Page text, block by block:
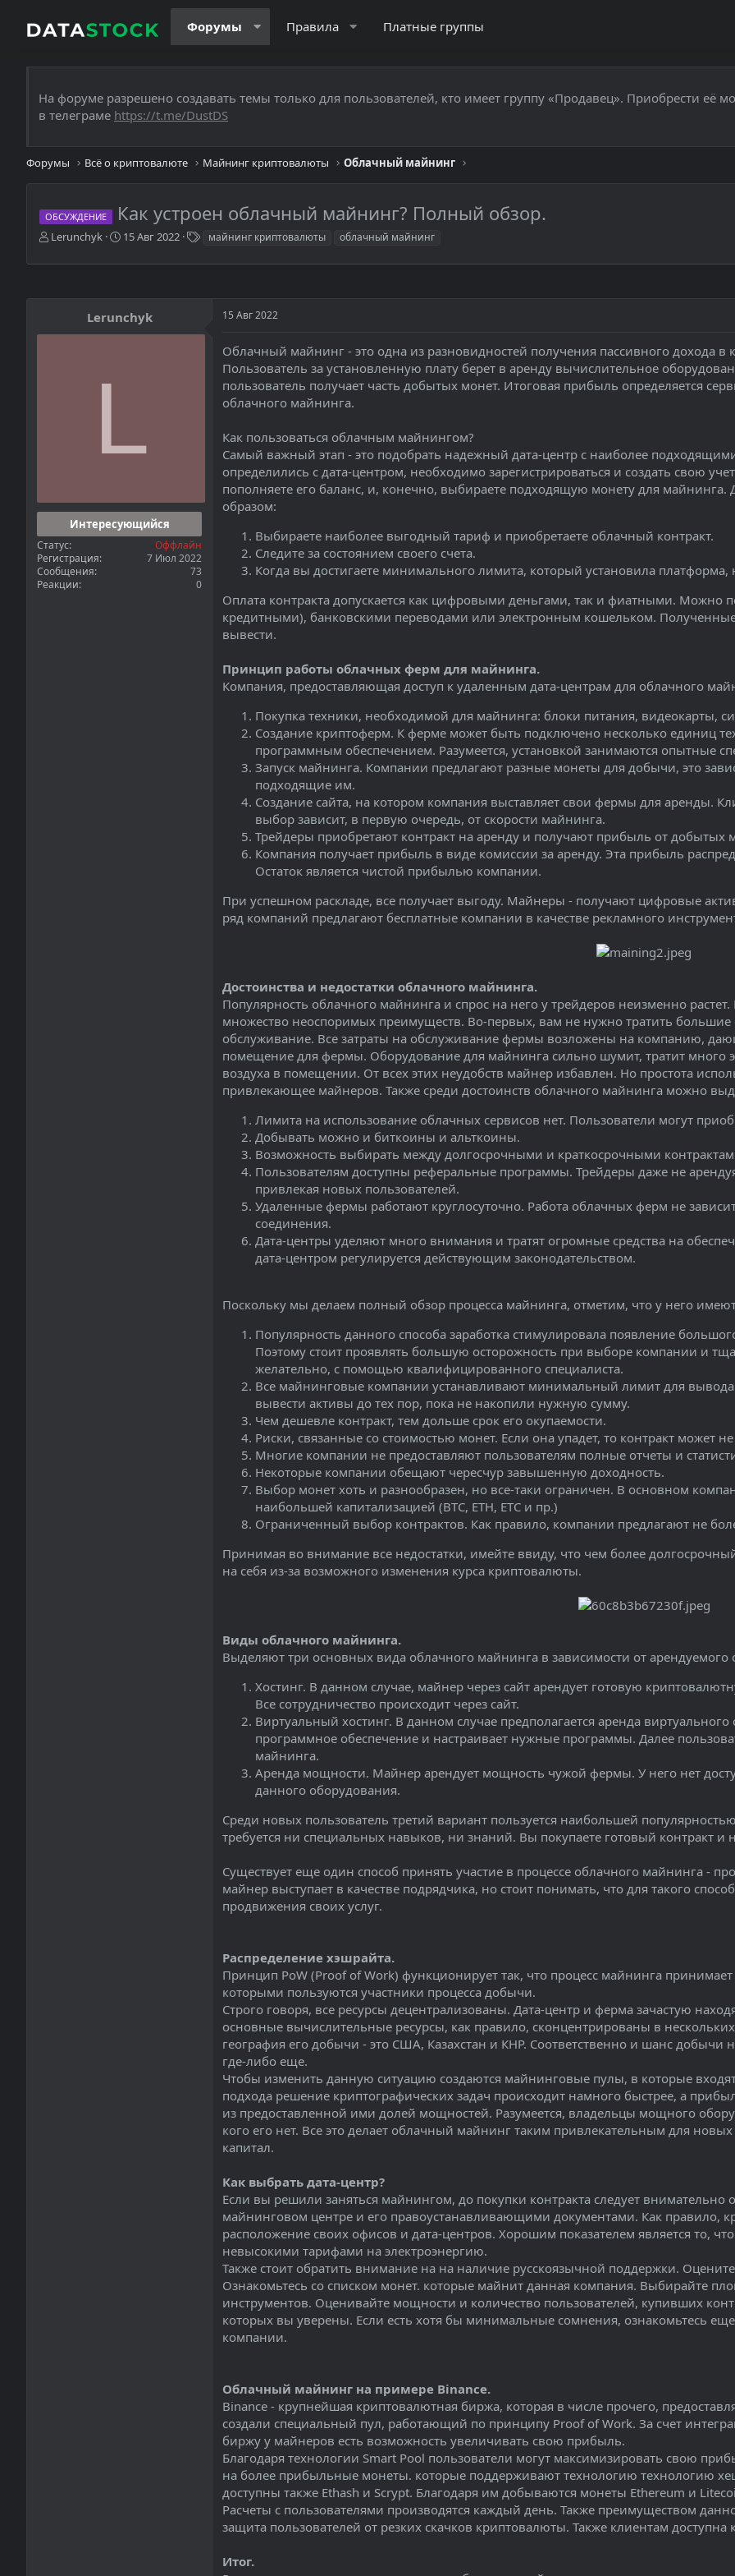
Форумы Правила Платные группы
На форуме разрешено создавать темы только для пользователей, кто имеет группу «Продавец». Приобрести её
в телеграме https://t.me/DustDS
Форумы Всё о криптовалюте Майнинг криптовалюты Облачный майнинг
ОБСУЖДЕНИЕ Как устроен облачный майнинг? Полный обзор.
А
т
р
м
Lerunchyk
Д
т
н
ч
а
15 Авг 2022
г
майнинг криптовалюты облачный майнинг
Lerunchyk
L
Интересующийся
Статус
Оффлайн
Регистрация
7 Июл 2022
Сообщения
73
Реакции
0
15 Авг 2022
Облачный майнинг - это одна из разновидностей получения пассивного дохода
Пользователь за установленную плату берет в аренду вычислительное
пользователь получает часть добытых монет. Итоговая прибыль определяется
облачного майнинга.
Как пользоваться облачным майнингом?
Самый важный этап - это подобрать надежный дата-центр с наиболее
определились с дата-центром, необходимо зарегистрироваться и создать свою
пополняете его баланс, и, конечно, выбираете подходящую монету для
образом:
Выбираете наиболее выгодный тариф и приобретаете облачный контракт.
Следите за состоянием своего счета.
Когда вы достигаете минимального лимита, который установила
Оплата контракта допускается как цифровыми деньгами, так и фиатными. Можно
кредитными), банковскими переводами или электронным кошельком.
вывести.
Принцип работы облачных ферм для майнинга.
Компания, предоставляющая доступ к удаленным дата-центрам для облачного
Покупка техники, необходимой для майнинга: блоки питания, видеокарты,
Создание криптоферм. К ферме может быть подключено несколько единиц
программным обеспечением. Разумеется, установкой занимаются опытные
Запуск майнинга. Компании предлагают разные монеты для добычи, это
подходящие им.
Создание сайта, на котором компания выставляет свои фермы для аренды.
выбор зависит, в первую очередь, от скорости майнинга.
Трейдеры приобретают контракт на аренду и получают прибыль от добытых
Компания получает прибыль в виде комиссии за аренду. Эта прибыль
Остаток является чистой прибылью компании.
При успешном раскладе, все получает выгоду. Майнеры - получают цифровые
ряд компаний предлагают бесплатные компании в качестве рекламного
Достоинства и недостатки облачного майнинга.
Популярность облачного майнинга и спрос на него у трейдеров неизменно
множество неоспоримых преимуществ. Во-первых, вам не нужно тратить
обслуживание. Все затраты на обслуживание фермы возложены на компанию,
помещение для фермы. Оборудование для майнинга сильно шумит, тратит много
воздуха в помещении. От всех этих неудобств майнер избавлен. Но простота
привлекающее майнеров. Также среди достоинств облачного майнинга можно
Лимита на использование облачных сервисов нет. Пользователи могут
Добывать можно и биткоины и альткоины.
Возможность выбирать между долгосрочными и краткосрочными
Пользователям доступны реферальные программы. Трейдеры даже не
привлекая новых пользователей.
Удаленные фермы работают круглосуточно. Работа облачных ферм не
соединения.
Дата-центры уделяют много внимания и тратят огромные средства на
дата-центром регулируется действующим законодательством.
Поскольку мы делаем полный обзор процесса майнинга, отметим, что у него
Популярность данного способа заработка стимулировала появление
Поэтому стоит проявлять большую осторожность при выборе компании и
желательно, с помощью квалифицированного специалиста.
Все майнинговые компании устанавливают минимальный лимит для вывода
вывести активы до тех пор, пока не накопили нужную сумму.
Чем дешевле контракт, тем дольше срок его окупаемости.
Риски, связанные со стоимостью монет. Если она упадет, то контракт может
Многие компании не предоставляют пользователям полные отчеты и
Некоторые компании обещают чересчур завышенную доходность.
Выбор монет хоть и разнообразен, но все-таки ограничен. В основном
наибольшей капитализацией (BTC, ETH, ETC и пр.)
Ограниченный выбор контрактов. Как правило, компании предлагают не
Принимая во внимание все недостатки, имейте ввиду, что чем более
на себя из-за возможного изменения курса криптовалюты.
Виды облачного майнинга.
Выделяют три основных вида облачного майнинга в зависимости от
Хостинг. В данном случае, майнер через сайт арендует готовую
Все сотрудничество происходит через сайт.
Виртуальный хостинг. В данном случае предполагается аренда
программное обеспечение и настраивает нужные программы. Далее
майнинга.
Аренда мощности. Майнер арендует мощность чужой фермы. У него нет
данного оборудования.
Среди новых пользователь третий вариант пользуется наибольшей
требуется ни специальных навыков, ни знаний. Вы покупаете готовый контракт и
Существует еще один способ принять участие в процессе облачного майнинга -
майнер выступает в качестве подрядчика, но стоит понимать, что для такого
продвижения своих услуг.
Распределение хэшрайта.
Принцип PoW (Proof of Work) функционирует так, что процесс майнинга
которыми пользуются участники процесса добычи.
Строго говоря, все ресурсы децентрализованы. Дата-центр и ферма зачастую
основные вычислительные ресурсы, как правило, сконцентрированы в
география его добычи - это США, Казахстан и КНР. Соответственно и шанс
где-либо еще.
Чтобы изменить данную ситуацию создаются майнинговые пулы, в которые
подхода решение криптографических задач происходит намного быстрее, а
из предоставленной ими долей мощностей. Разумеется, владельцы мощного
кого его нет. Все это делает облачный майнинг таким привлекательным для
капитал.
Как выбрать дата-центр?
Если вы решили заняться майнингом, до покупки контракта следует внимательно
майнинговом центре и его правоустанавливающими документами. Как правило,
расположение своих офисов и дата-центров. Хорошим показателем является то,
невысокими тарифами на электроэнергию.
Также стоит обратить внимание на на наличие русскоязычной поддержки.
Ознакомьтесь со списком монет. которые майнит данная компания. Выбирайте
инструментов. Оценивайте мощности и количество пользователей, купивших
которых вы уверены. Если есть хотя бы минимальные сомнения, ознакомьтесь
компании.
Облачный майнинг на примере Binance.
Binance - крупнейшая криптовалютная биржа, которая в числе прочего,
создали специальный пул, работающий по принципу Proof of Work. За счет
биржу у майнеров есть возможность увеличивать свою прибыль.
Благодаря технологии Smart Pool пользователи могут максимизировать свою
на более прибыльные монеты. которые поддерживают технологию технологию
доступны также Ethash и Scrypt. Благодаря им добываются монеты Ethereum и
Расчеты с пользователями производятся каждый день. Также преимуществом
защита пользователей от резких скачков криптовалюты. Также клиентам
Итог.